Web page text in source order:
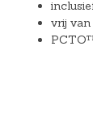
vrij